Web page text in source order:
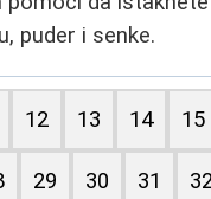
puder i senke.
12 13 14 15
29 30 31